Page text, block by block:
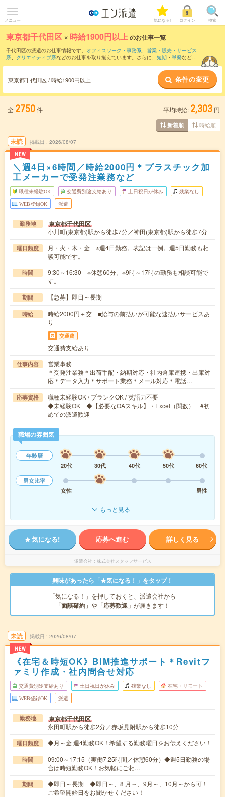
メニュー 気になる! ログイン 検索
東京都千代田区 × 時給1900円以上のお仕事一覧
千代田区の派遣のお仕事情報です。 オフィスワーク・事務系、 営業・販売・サービス
系、 クリエイティブ系などのお仕事を取り揃えています。さらに、 短期 ・ 単発などの
東京都千代田区 / 時給1900円以上 条件の変更
全 2750件 平均時給: 2,303 円
新着順 時給順
未読
NEW
掲載日 2026/08/07
＼週4日×6時間／時給2000円＊プラスチック加
工メーカーで受発注業務など
職種未経験OK 交通費別途支給あり 土日祝日が休み 残業なし
WEB登録OK 派遣
勤務地 東京都千代田区
小川町(東京都)駅から徒歩7分／神田(東京都)駅から徒歩7分
曜日頻度
月・火・木・金 ※週4日勤務。表記は一例。週5日勤務も相
談可能です。
時間
9:30～16:30 ※休憩60分。※9時～17時の勤務も相談可能で
す。
期間 【急募】即日～長期
時給
時給2000円＋交 ■給与の前払いが可能な速払いサービスあ
り
交通費
交通費支給あり
仕事内容
営業事務
＊受発注業務＊出荷手配・納期対応・社内倉庫連携・出庫対
応＊データ入力＊サポート業務＊メール対応＊電話…
応募資格
職種未経験OK / ブランクOK / 英語力不要
◆未経験OK ◆【必要なOAスキル】・Excel（関数） #初
めての派遣歓迎
職場の雰囲気
年齢層
20代
30代 40代 50代
60代
男女比率
女性
男性
もっと見る
気になる! 応募へ進む 詳しく見る
派遣会社 株式会社スタッフサービス
興味があったら「★気になる！」をタップ！
「気になる！」を押しておくと、派遣会社から
「面談確約」 や 「応募歓迎」 が届きます！
未読
NEW
掲載日 2026/08/07
《在宅＆時短OK》BIM推進サポート＊Revitフ
ァミリ作成・社内問合せ対応
交通費別途支給あり 土日祝日が休み 残業なし 在宅・リモート
WEB登録OK 派遣
勤務地 東京都千代田区
永田町駅から徒歩2分／赤坂見附駅から徒歩10分
曜日頻度 ◆月～金 週4勤務OK！希望する勤務曜日をお伝えください！
時間
09:00～17:15（実働7.25時間／休憩60分）◆週5日勤務の場
合は時短勤務OK！お気軽にご相…
期間
◆即日～長期 ◆即日～、8 月～、9月～、10月～から可！
ご希望開始日をお聞かせください！